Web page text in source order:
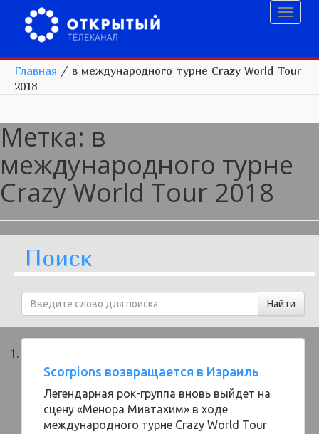
Главная / в международного турне Crazy World Tour
2018
Метка: в
международного турне
Crazy World Tour 2018
Поиск
Scorpions возвращается в Израиль
Легендарная рок-группа вновь выйдет на
сцену «Менора Мивтахим» в ходе
международного турне Crazy World Tour